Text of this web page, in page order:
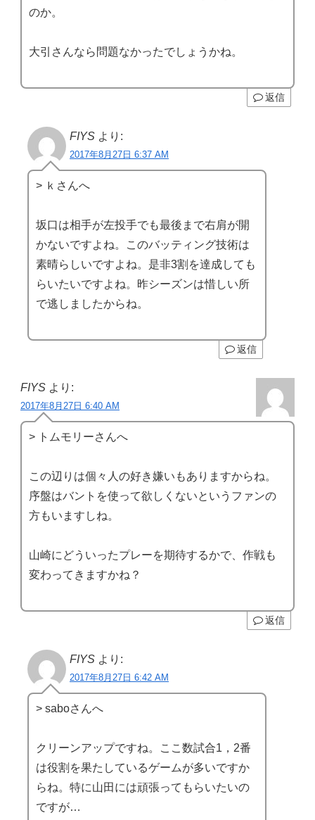
のか。
大引さんなら問題なかったでしょうかね。
返信
FIYS より:
2017年8月27日 6:37 AM
> ｋさんへ
坂口は相手が左投手でも最後まで右肩が開
かないですよね。このバッティング技術は
素晴らしいですよね。是非3割を達成しても
らいたいですよね。昨シーズンは惜しい所
で逃しましたからね。
返信
FIYS より:
2017年8月27日 6:40 AM
> トムモリーさんへ
この辺りは個々人の好き嫌いもありますからね。
序盤はバントを使って欲しくないというファンの
方もいますしね。
山崎にどういったプレーを期待するかで、作戦も
変わってきますかね？
返信
FIYS より:
2017年8月27日 6:42 AM
> saboさんへ
クリーンアップですね。ここ数試合1，2番
は役割を果たしているゲームが多いですか
らね。特に山田には頑張ってもらいたいの
ですが…